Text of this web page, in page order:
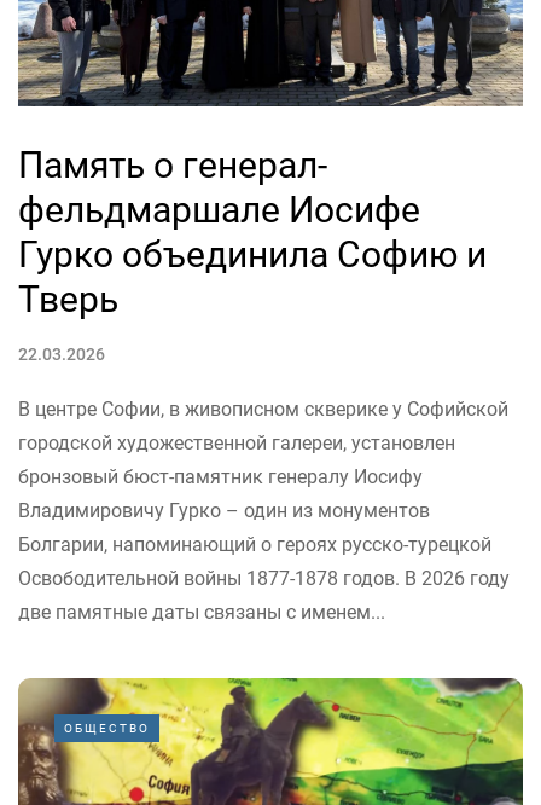
Память о генерал-
фельдмаршале Иосифе
Гурко объединила Софию и
Тверь
22.03.2026
В центре Софии, в живописном скверике у Софийской
городской художественной галереи, установлен
бронзовый бюст-памятник генералу Иосифу
Владимировичу Гурко – один из монументов
Болгарии, напоминающий о героях русско-турецкой
Освободительной войны 1877-1878 годов. В 2026 году
две памятные даты связаны с именем...
ОБЩЕСТВО